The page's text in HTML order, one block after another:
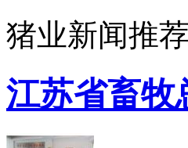
猪业新闻推荐
江苏省畜牧